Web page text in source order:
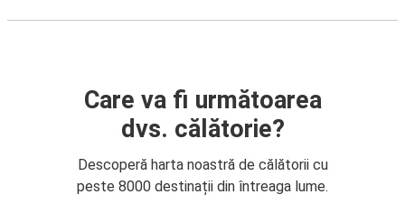
Care va fi următoarea
dvs. călătorie?
Descoperă harta noastră de călătorii cu
peste 8000 destinații din întreaga lume.